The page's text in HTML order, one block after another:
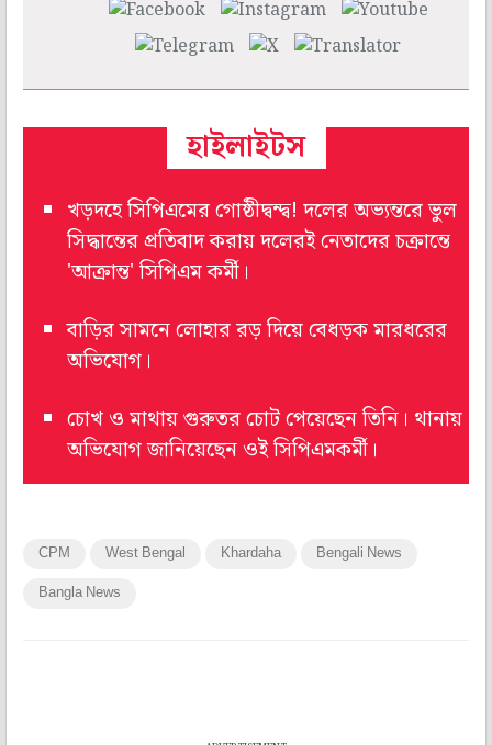
হাইলাইটস
খড়দহে সিপিএমের গোষ্ঠীদ্বন্দ্ব! দলের অভ্যন্তরে ভুল
সিদ্ধান্তের প্রতিবাদ করায় দলেরই নেতাদের চক্রান্তে
'আক্রান্ত' সিপিএম কর্মী।
বাড়ির সামনে লোহার রড় দিয়ে বেধড়ক মারধরের
অভিযোগ।
চোখ ও মাথায় গুরুতর চোট পেয়েছেন তিনি। থানায়
অভিযোগ জানিয়েছেন ওই সিপিএমকর্মী।
CPM West Bengal Khardaha Bengali News
Bangla News